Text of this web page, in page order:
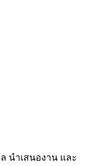
นำเสนองาน และ